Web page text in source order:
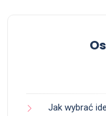
Jak wybrać